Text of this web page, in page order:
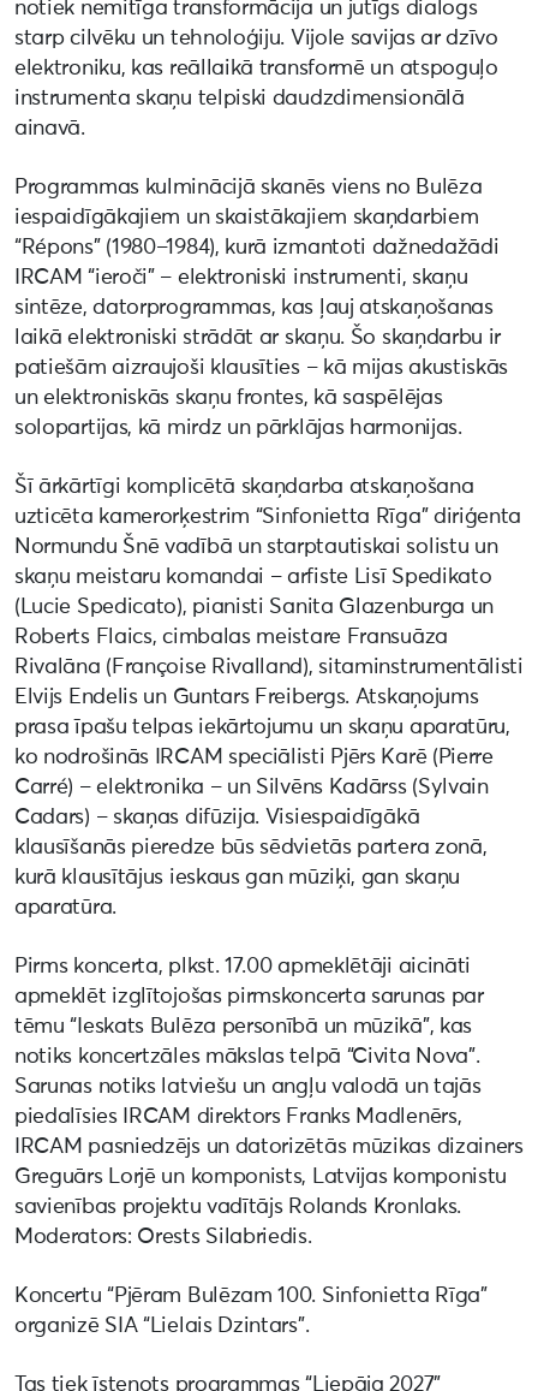
notiek nemitīga transformācija un jutīgs dialogs
starp cilvēku un tehnoloģiju. Vijole savijas ar dzīvo
elektroniku, kas reāllaikā transformē un atspoguļo
instrumenta skaņu telpiski daudzdimensionālā
ainavā.
Programmas kulminācijā skanēs viens no Bulēza
iespaidīgākajiem un skaistākajiem skaņdarbiem
“Répons” (1980–1984), kurā izmantoti dažnedažādi
IRCAM “ieroči” – elektroniski instrumenti, skaņu
sintēze, datorprogrammas, kas ļauj atskaņošanas
laikā elektroniski strādāt ar skaņu. Šo skaņdarbu ir
patiešām aizraujoši klausīties – kā mijas akustiskās
un elektroniskās skaņu frontes, kā saspēlējas
solopartijas, kā mirdz un pārklājas harmonijas.
Šī ārkārtīgi komplicētā skaņdarba atskaņošana
uzticēta kamerorķestrim “Sinfonietta Rīga” diriģenta
Normundu Šnē vadībā un starptautiskai solistu un
skaņu meistaru komandai – arfiste Lisī Spedikato
(Lucie Spedicato), pianisti Sanita Glazenburga un
Roberts Flaics, cimbalas meistare Fransuāza
Rivalāna (Françoise Rivalland), sitaminstrumentālisti
Elvijs Endelis un Guntars Freibergs. Atskaņojums
prasa īpašu telpas iekārtojumu un skaņu aparatūru,
ko nodrošinās IRCAM speciālisti Pjērs Karē (Pierre
Carré) – elektronika – un Silvēns Kadārss (Sylvain
Cadars) – skaņas difūzija. Visiespaidīgākā
klausīšanās pieredze būs sēdvietās partera zonā,
kurā klausītājus ieskaus gan mūziķi, gan skaņu
aparatūra.
Pirms koncerta, plkst. 17.00 apmeklētāji aicināti
apmeklēt izglītojošas pirmskoncerta sarunas par
tēmu “Ieskats Bulēza personībā un mūzikā”, kas
notiks koncertzāles mākslas telpā “Civita Nova”.
Sarunas notiks latviešu un angļu valodā un tajās
piedalīsies IRCAM direktors Franks Madlenērs,
IRCAM pasniedzējs un datorizētās mūzikas dizainers
Greguārs Lorjē un komponists, Latvijas komponistu
savienības projektu vadītājs Rolands Kronlaks.
Moderators: Orests Silabriedis.
Koncertu “Pjēram Bulēzam 100. Sinfonietta Rīga”
organizē SIA “Lielais Dzintars”.
Tas tiek īstenots programmas “Liepāja 2027”